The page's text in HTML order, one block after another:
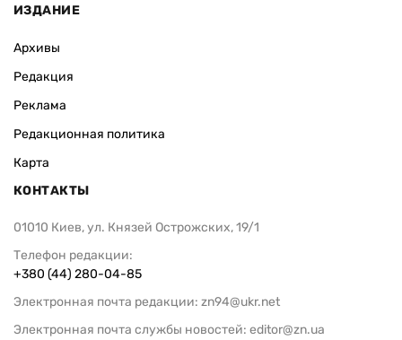
ИЗДАНИЕ
Архивы
Редакция
Реклама
Редакционная политика
Карта
КОНТАКТЫ
01010 Киев, ул. Князей Острожских, 19/1
Телефон редакции:
+380 (44) 280-04-85
Электронная почта редакции: zn94@ukr.net
Электронная почта службы новостей: editor@zn.ua